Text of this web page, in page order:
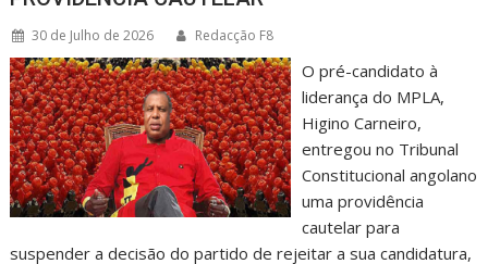
30 de Julho de 2026 Redacção F8
O pré-candidato à
liderança do MPLA,
Higino Carneiro,
entregou no Tribunal
Constitucional angolano
uma providência
cautelar para
suspender a decisão do partido de rejeitar a sua candidatura,